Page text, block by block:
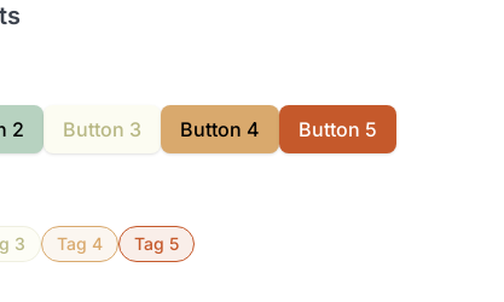
2 Button 3 Button 4 Button 5
3 Tag 4 Tag 5